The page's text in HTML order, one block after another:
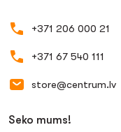
+371 206 000 21
+371 67 540 111
store@centrum.lv
Seko mums!